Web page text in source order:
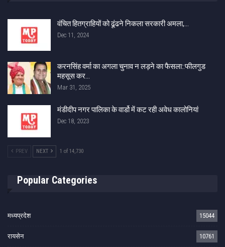
वंचित हितग्राहियों को ढूंढने निकला सरकारी अमला,…
Dec 11, 2024
करनसिंह वर्मा का अगला चुनाव न लड़ने का फैसला::फीलगुड
महसूस कर…
Mar 31, 2025
मंडीदीप नगर पालिका के वार्डो में कट रही अवेध कालोनियां
Dec 18, 2023
PREV NEXT 1 of 14,730
Popular Categories
मध्यप्रदेश 15044
रायसेन 10761